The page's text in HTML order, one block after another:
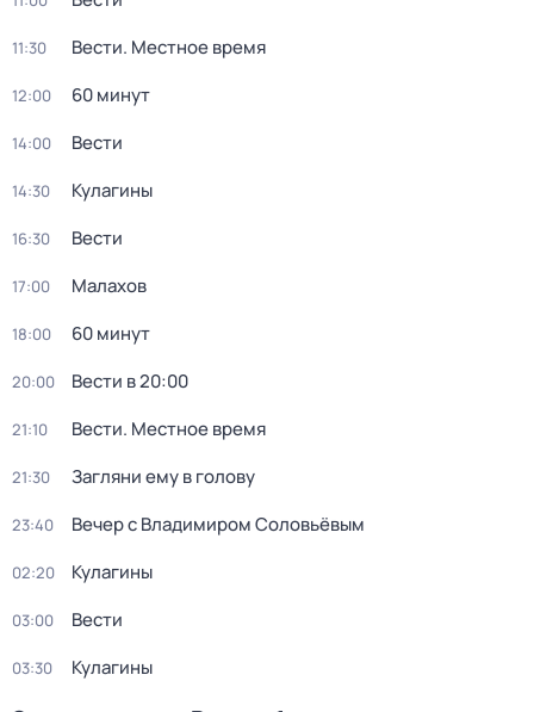
11:30 Вести. Местное время
12:00 60 минут
14:00 Вести
14:30 Кулагины
16:30 Вести
17:00 Малахов
18:00 60 минут
20:00 Вести в 20:00
21:10 Вести. Местное время
21:30 Загляни ему в голову
23:40 Вечер с Владимиром Соловьёвым
02:20 Кулагины
03:00 Вести
03:30 Кулагины